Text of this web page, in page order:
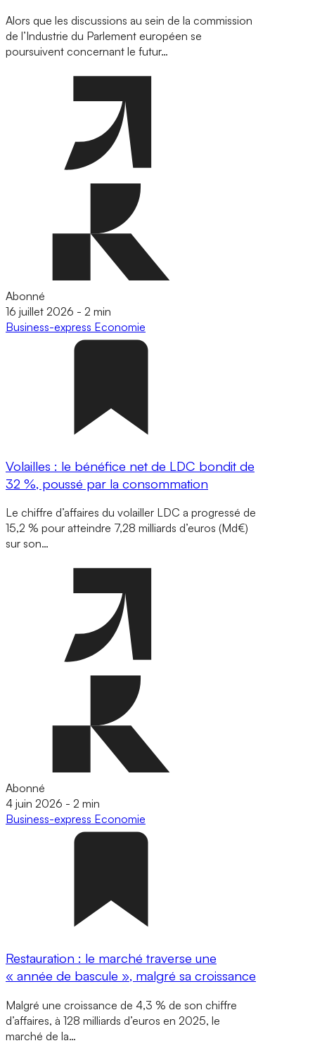
Alors que les discussions au sein de la commission
de l’Industrie du Parlement européen se
poursuivent concernant le futur…
Abonné
16 juillet 2026 - 2 min
Business-express Economie
Volailles : le bénéfice net de LDC bondit de
32 %, poussé par la consommation
Le chiffre d’affaires du volailler LDC a progressé de
15,2 % pour atteindre 7,28 milliards d’euros (Md€)
sur son…
Abonné
4 juin 2026 - 2 min
Business-express Economie
Restauration : le marché traverse une
« année de bascule », malgré sa croissance
Malgré une croissance de 4,3 % de son chiffre
d’affaires, à 128 milliards d’euros en 2025, le
marché de la…